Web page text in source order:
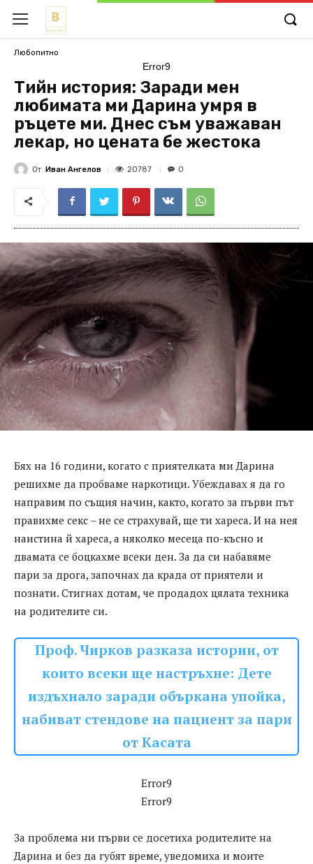
Любопитно
Error9
Тийн история: Заради мен
любимата ми Дарина умря в
ръцете ми. Днес съм уважаван
лекар, но цената бе жестока
От Иван Ангелов 20787 0
Бях на 16 години, когато с приятелката ми Дарина
решихме да пробваме наркотици. Убеждавах я да го
направим по същия начин, както, когато за първи път
правихме секс – не се страхувай, ще ти хареса. И на нея
наистина й хареса, а няколко месеца по-късно и
двамата се боцкахме всеки ден. За да си набавяме
пари за дрога, започнах да крада от приятели и
познати. Стигнах дотам, че продадох цялата техника
на родителите си.
Проф. Чирков разказа истории, от
които всеки ще настръхне: Дете
издъхнало заради объркана упойка,
набиват стендове на пациент за пари
от Касата
Error9
Error9
За проблема ни първи се досетиха родителите на
Дарина и без да губят време, уведомиха и моите